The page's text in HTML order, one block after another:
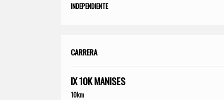
INDEPENDIENTE
CARRERA
IX 10K MANISES
10km